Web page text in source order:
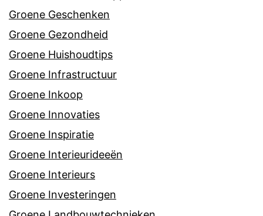
Groene Geschenken
Groene Gezondheid
Groene Huishoudtips
Groene Infrastructuur
Groene Inkoop
Groene Innovaties
Groene Inspiratie
Groene Interieurideeën
Groene Interieurs
Groene Investeringen